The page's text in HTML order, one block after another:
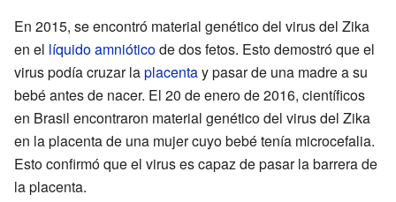
En 2015, se encontró material genético del virus del Zika
en el líquido amnióticode dos fetos. Esto demostró que el
virus podía cruzar laplacentay pasar de una madre a su
bebé antes de nacer. El 20 de enero de 2016, científicos
en Brasil encontraron material genético del virus del Zika
en la placenta de una mujer cuyo bebé tenía microcefalia.
Esto confirmó que el virus es capaz de pasar la barrera de
la placenta.